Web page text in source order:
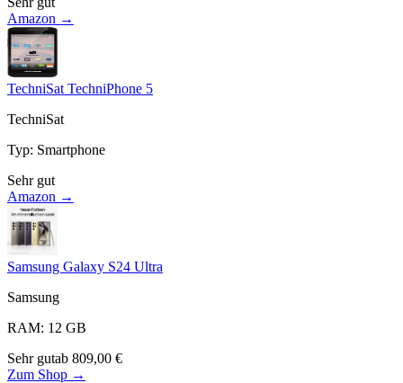
Amazon →
TechniSat TechniPhone 5
TechniSat
Typ: Smartphone
Sehr gut
Amazon →
Samsung Galaxy S24 Ultra
Samsung
RAM: 12 GB
Sehr gutab 809,00 €
Zum Shop →